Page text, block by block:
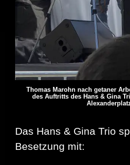
Thomas Marohn nach getaner
des Auftritts des Hans & Gina
Das Hans & Gina Trio
Besetzung mit: